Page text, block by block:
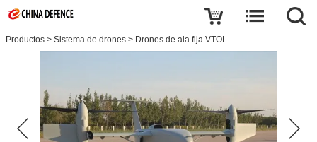
Productos > Sistema de drones > Drones de ala fija VTOL